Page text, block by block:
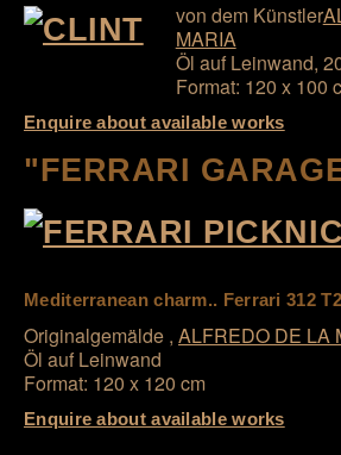
von dem Künstler
MARIA
Öl auf Leinwand,
Format: 120 x 100
Enquire about available works
"FERRARI
Mediterranean charm.. Ferrari 312
Originalgemälde , ALFREDO DE LA
Öl auf Leinwand
Format: 120 x 120 cm
Enquire about available works